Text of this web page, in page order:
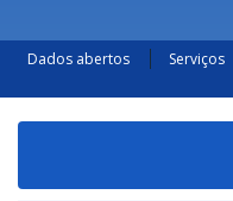
Dados abertos Serviços